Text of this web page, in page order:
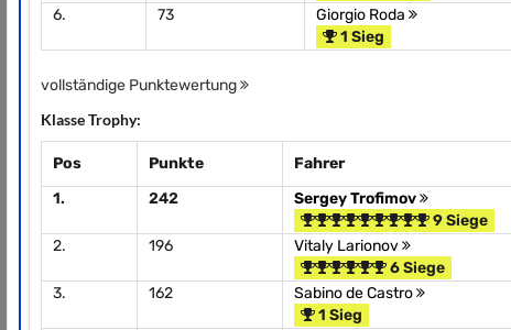
6.
73
Giorgio Roda
1 Sieg
vollständige Punktewertung
Klasse Trophy:
Pos Punkte Fahrer
1.
242
Sergey Trofimov
9 Siege
2.
196
Vitaly Larionov
6 Siege
3.
162
Sabino de Castro
1 Sieg